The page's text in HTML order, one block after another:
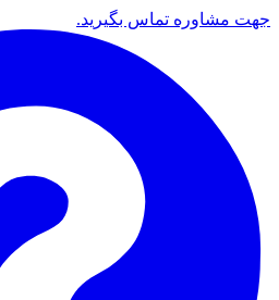
جهت مشاوره تماس بگیرید.